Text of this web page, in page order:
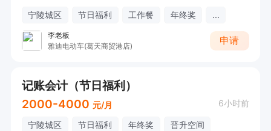
宁陵城区 节日福利 工作餐 年终奖 ...
李老板
雅迪电动车(葛天商贸港店)
申请
记账会计（节日福利）
2000-4000 元/月 6小时前
宁陵城区 节日福利 年终奖 晋升空间